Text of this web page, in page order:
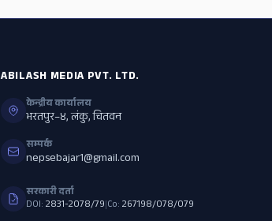
ABILASH MEDIA PVT. LTD.
केन्द्रीय कार्यालय
भरतपुर–४, लंकु, चितवन
सम्पर्क
nepsebajar1@gmail.com
सरकारी दर्ता
DOI: 2831-2078/79|Co: 267198/078/079